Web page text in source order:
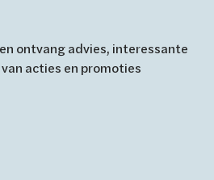
ontvang advies, interessante
acties en promoties